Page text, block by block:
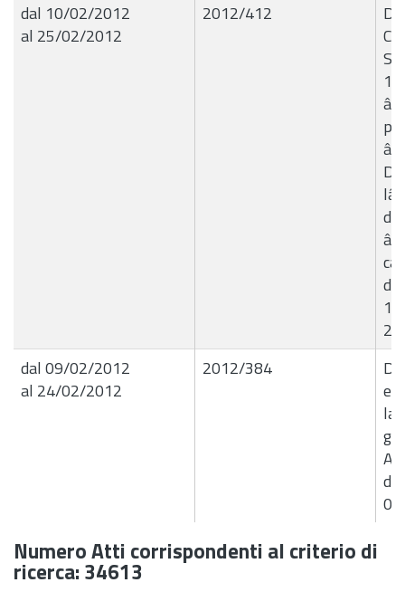
dal 10/02/2012
al 25/02/2012
2012/412
dal 09/02/2012
al 24/02/2012
2012/384
e
Numero Atti corrispondenti al criterio di
ricerca: 34613